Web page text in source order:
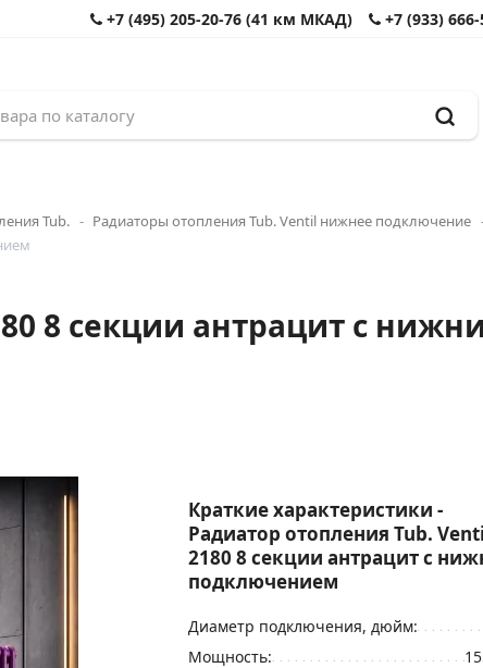
+7 (495) 205-20-76 (41 км МКАД) +7 (933)
Tub. Радиаторы отопления Tub. Ventil нижнее подключение
8 секции антрацит с
Краткие характеристики -
Радиатор отопления Tub.
2180 8 секции антрацит с
подключением
Диаметр подключения, дюйм:
Мощность: